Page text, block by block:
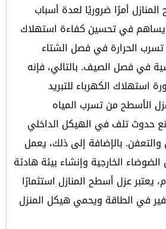
أمرًا ضروريًا لعدة أسباب
في تحسين كفاءة استهلاك
الحرارة في فصل الشتاء
في فصل الصيف. بالتالي، فإنه
استهلاك الكهرباء للتبريد
الأسطح من تسرب المياه
حدوث تلف في الهيكل الداخلي
بالإضافة إلى ذلك، يعمل
الخارجية وإنشاء بيئة هادئة
يعتبر عزل أسطح المنازل استثمارًا
في الطاقة ويحمي هيكل المنزل